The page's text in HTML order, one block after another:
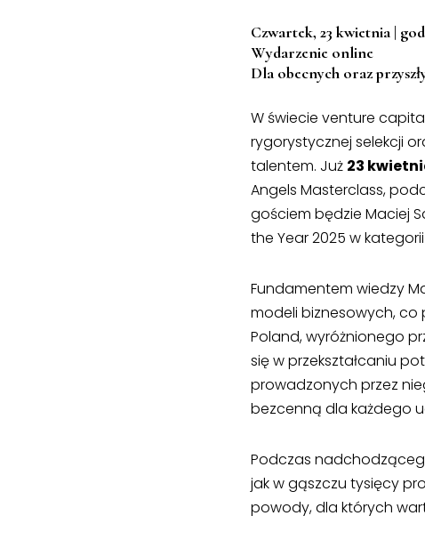
Czwartek, 23 kwietnia |
Wydarzenie online
Dla obecnych oraz
W świecie venture
rygorystycznej selekcji
talentem. Już 23
Angels Masterclass,
gościem będzie Maciej
the Year 2025 w
Fundamentem wiedzy
modeli biznesowych, co
Poland, wyróżnionego
się w przekształcaniu
prowadzonych przez
bezcenną dla każdego
Podczas
jak w gąszczu tysięcy
powody, dla których